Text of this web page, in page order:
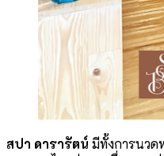
สปา ดารารัตน์ มีทั้งการนว